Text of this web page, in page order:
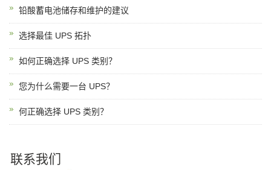
铅酸蓄电池储存和维护的建议
选择最佳 UPS 拓扑
如何正确选择 UPS 类别？
您为什么需要一台 UPS？
何正确选择 UPS 类别？
联系我们